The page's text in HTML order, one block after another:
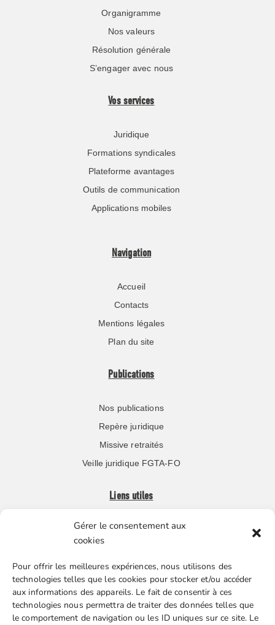
Gérer le consentement aux
cookies
Pour offrir les meilleures expériences, nous utilisons des
technologies telles que les cookies pour stocker et/ou accéder
aux informations des appareils. Le fait de consentir à ces
technologies nous permettra de traiter des données telles que
le comportement de navigation ou les ID uniques sur ce site. Le
Organigramme
Nos valeurs
Résolution générale
S’engager avec nous
Vos services
Juridique
Formations syndicales
Plateforme avantages
Outils de communication
Applications mobiles
Navigation
Accueil
Contacts
Mentions légales
Plan du site
Publications
Nos publications
Repère juridique
Missive retraités
Veille juridique FGTA-FO
Liens utiles
Boutique en ligne
Nos partenaires
Gestion des cookies